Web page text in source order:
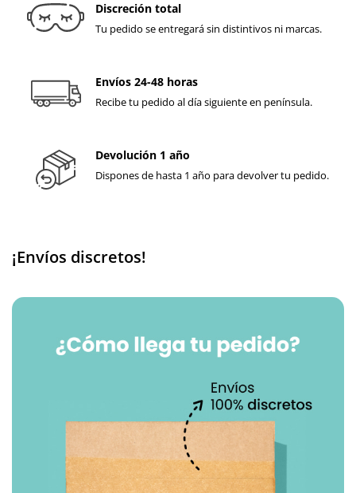
Discreción total
Tu pedido se entregará sin distintivos ni marcas.
Envíos 24-48 horas
Recibe tu pedido al día siguiente en península.
Devolución 1 año
Dispones de hasta 1 año para devolver tu pedido.
¡Envíos discretos!